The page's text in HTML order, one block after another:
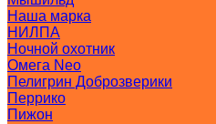
Наша марка
НИЛПА
Ночной охотник
Омега Neo
Пелигрин Доброзверики
Перрико
Пижон